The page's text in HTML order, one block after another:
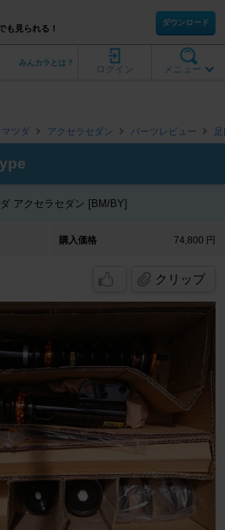
も見られる！
ダウンロード
メニュー
ログイン
みんカラとは？
マツダ アクセラセダン パーツレビュー
アクセラセダン [BM/BY]
購入価格 74,800 円
クリップ